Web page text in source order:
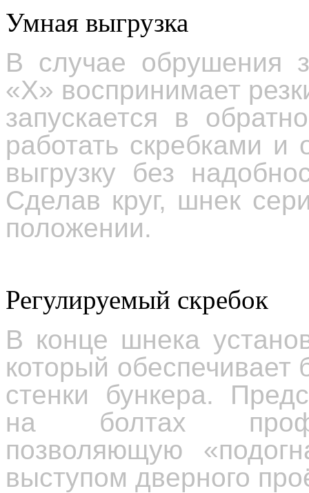
Умная выгрузка
В случае обрушения
«Х» воспринимает
запускается в
работать скребками и
выгрузку без
Сделав круг, шнек
положении.
Регулируемый скребок
В конце шнека
который обеспечивает
стенки бункера.
на болтах
позволяющую
выступом дверного